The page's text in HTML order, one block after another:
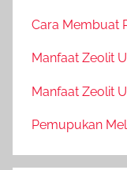
Cara Membuat
Manfaat Zeolit
Manfaat Zeolit
Pemupukan